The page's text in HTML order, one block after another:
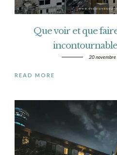
Que voir et que
20
READ MORE